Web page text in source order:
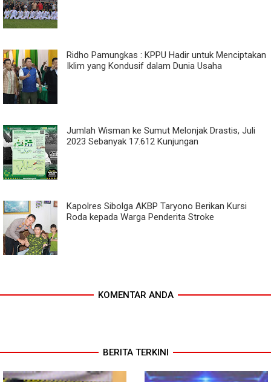
Ridho Pamungkas : KPPU Hadir untuk Menciptakan
Iklim yang Kondusif dalam Dunia Usaha
Jumlah Wisman ke Sumut Melonjak Drastis, Juli
2023 Sebanyak 17.612 Kunjungan
Kapolres Sibolga AKBP Taryono Berikan Kursi
Roda kepada Warga Penderita Stroke
KOMENTAR ANDA
BERITA TERKINI